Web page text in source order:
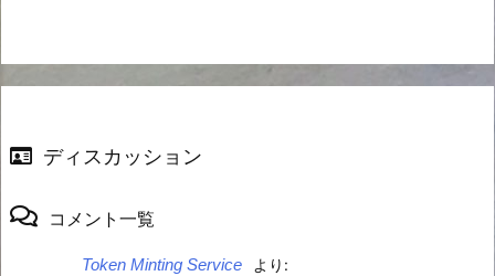
ディスカッション
コメント一覧
Token Minting Service
より: